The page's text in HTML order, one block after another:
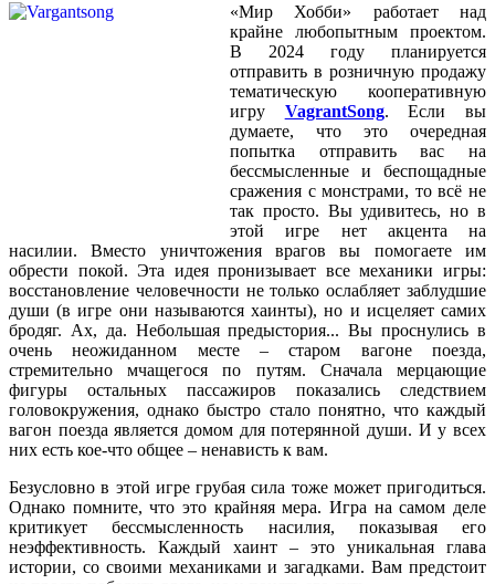
«Мир Хобби» работает над
крайне любопытным проектом.
В 2024 году планируется
отправить в розничную продажу
тематическую кооперативную
игру VagrantSong. Если вы
думаете, что это очередная
попытка отправить вас на
бессмысленные и беспощадные
сражения с монстрами, то всё не
так просто. Вы удивитесь, но в
этой игре нет акцента на
насилии. Вместо уничтожения врагов вы помогаете им
обрести покой. Эта идея пронизывает все механики игры:
восстановление человечности не только ослабляет заблудшие
души (в игре они называются хаинты), но и исцеляет самих
бродяг. Ах, да. Небольшая предыстория... Вы проснулись в
очень неожиданном месте – старом вагоне поезда,
стремительно мчащегося по путям. Сначала мерцающие
фигуры остальных пассажиров показались следствием
головокружения, однако быстро стало понятно, что каждый
вагон поезда является домом для потерянной души. И у всех
них есть кое-что общее – ненависть к вам.
Безусловно в этой игре грубая сила тоже может пригодиться.
Однако помните, что это крайняя мера. Игра на самом деле
критикует бессмысленность насилия, показывая его
неэффективность. Каждый хаинт – это уникальная глава
истории, со своими механиками и загадками. Вам предстоит